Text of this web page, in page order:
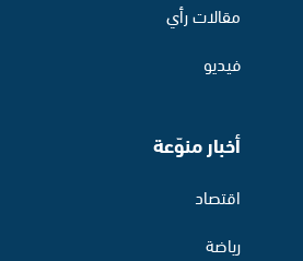
مقالات رأي
فيديو
أخبار منوّعة
اقتصاد
رياضة